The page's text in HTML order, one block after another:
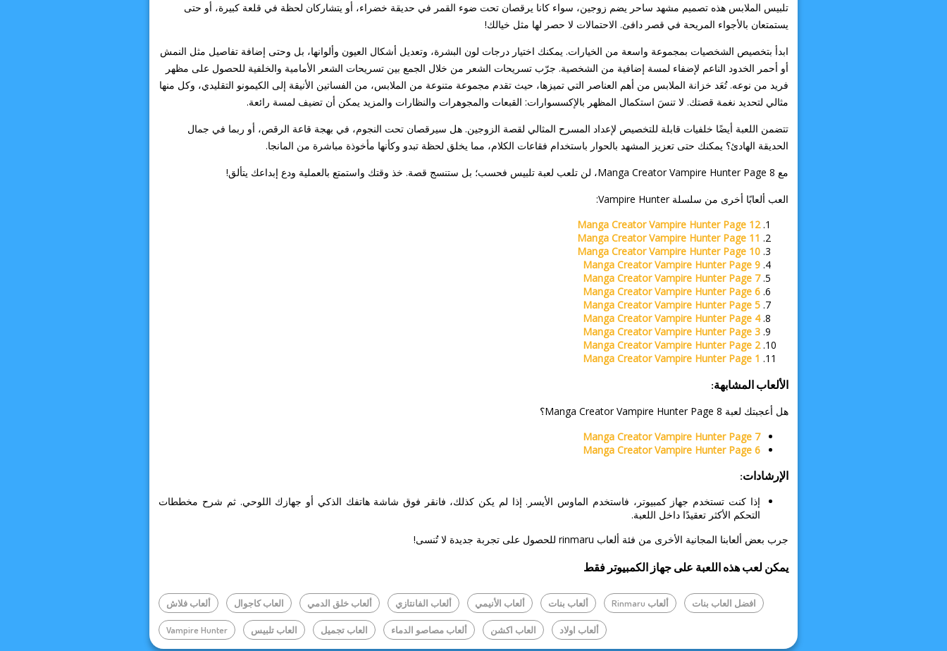
تلبيس الملابس هذه تصميم مشهد ساحر يضم زوجين، سواء كانا يرقصان تحت ضوء القمر في حديقة خضراء، أو يتشاركان لحظة في قلعة كبيرة، أو حتى
يستمتعان بالأجواء المريحة في قصر دافئ. الاحتمالات لا حصر لها مثل خيالك!
ابدأ بتخصيص الشخصيات بمجموعة واسعة من الخيارات. يمكنك اختيار درجات لون البشرة، وتعديل أشكال العيون وألوانها، بل وحتى إضافة تفاصيل مثل النمش
أو أحمر الخدود الناعم لإضفاء لمسة إضافية من الشخصية. جرّب تسريحات الشعر من خلال الجمع بين تسريحات الشعر الأمامية والخلفية للحصول على مظهر
فريد من نوعه. تُعَد خزانة الملابس من أهم العناصر التي تميزها، حيث تقدم مجموعة متنوعة من الملابس، من الفساتين الأنيقة إلى الكيمونو التقليدي، وكل منها
مثالي لتحديد نغمة قصتك. لا تنسَ استكمال المظهر بالإكسسوارات: القبعات والمجوهرات والنظارات والمزيد يمكن أن تضيف لمسة رائعة.
تتضمن اللعبة أيضًا خلفيات قابلة للتخصيص لإعداد المسرح المثالي لقصة الزوجين. هل سيرقصان تحت النجوم، في بهجة قاعة الرقص، أو ربما في جمال
الحديقة الهادئ؟ يمكنك حتى تعزيز المشهد بالحوار باستخدام فقاعات الكلام، مما يخلق لحظة تبدو وكأنها مأخوذة مباشرة من المانجا.
مع Manga Creator Vampire Hunter Page 8، لن تلعب لعبة تلبيس فحسب؛ بل ستنسج قصة. خذ وقتك واستمتع بالعملية ودع إبداعك يتألق!
العب ألعابًا أخرى من سلسلة Vampire Hunter:
Manga Creator Vampire Hunter Page 12
Manga Creator Vampire Hunter Page 11
Manga Creator Vampire Hunter Page 10
Manga Creator Vampire Hunter Page 9
Manga Creator Vampire Hunter Page 7
Manga Creator Vampire Hunter Page 6
Manga Creator Vampire Hunter Page 5
Manga Creator Vampire Hunter Page 4
Manga Creator Vampire Hunter Page 3
Manga Creator Vampire Hunter Page 2
Manga Creator Vampire Hunter Page 1
الألعاب المشابهة:
هل أعجبتك لعبة Manga Creator Vampire Hunter Page 8؟
Manga Creator Vampire Hunter Page 7
Manga Creator Vampire Hunter Page 6
الإرشادات:
إذا كنت تستخدم جهاز كمبيوتر، فاستخدم الماوس الأيسر. إذا لم يكن كذلك، فانقر فوق شاشة هاتفك الذكي أو جهازك اللوحي. ثم شرح مخططات
التحكم الأكثر تعقيدًا داخل اللعبة.
جرب بعض ألعابنا المجانية الأخرى من فئة ألعاب rinmaru للحصول على تجربة جديدة لا تُنسى!
يمكن لعب هذه اللعبة على جهاز الكمبيوتر فقط
افضل العاب بنات ألعاب Rinmaru ألعاب بنات ألعاب الأنيمي ألعاب الفانتازي ألعاب خلق الدمي العاب كاجوال ألعاب فلاش
ألعاب اولاد العاب اكشن ألعاب مصاصو الدماء العاب تجميل العاب تلبيس Vampire Hunter